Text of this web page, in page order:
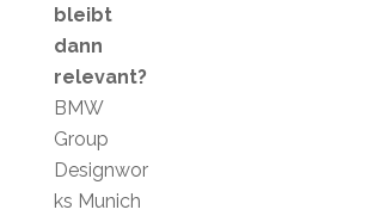
bleibt
dann
relevant?
BMW
Group
Designwor
ks Munich